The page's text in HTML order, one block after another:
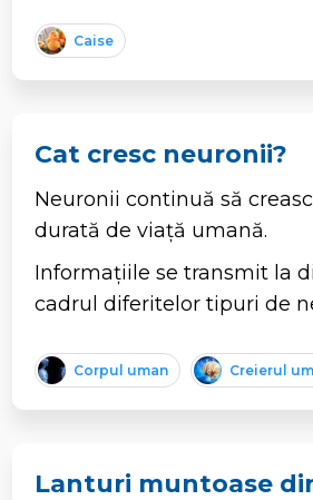
Caise
Cat cresc neuronii?
Neuronii continuă să
durată de viață umană.
Informațiile se transmit la
cadrul diferitelor tipuri de
Corpul uman Creierul
Lanturi muntoase